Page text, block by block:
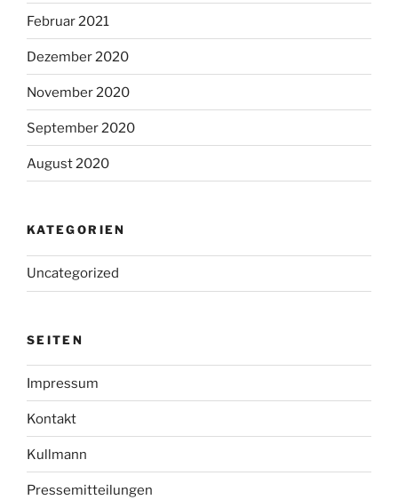
Februar 2021
Dezember 2020
November 2020
September 2020
August 2020
KATEGORIEN
Uncategorized
SEITEN
Impressum
Kontakt
Kullmann
Pressemitteilungen